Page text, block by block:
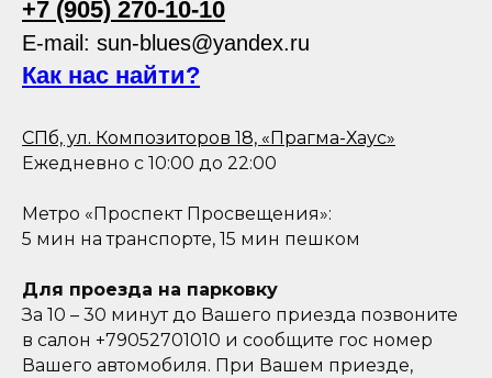
+7 (905) 270-10-10
E-mail: sun-blues@yandex.ru
Как нас найти?
СПб, ул. Композиторов 18, «Прагма-Хаус»
Ежедневно с 10:00 до 22:00
Метро «Проспект Просвещения»:
5 мин на транспорте, 15 мин пешком
Для проезда на парковку
За 10 – 30 минут до Вашего приезда позвоните
в салон +79052701010 и сообщите гос номер
Вашего автомобиля. При Вашем приезде,